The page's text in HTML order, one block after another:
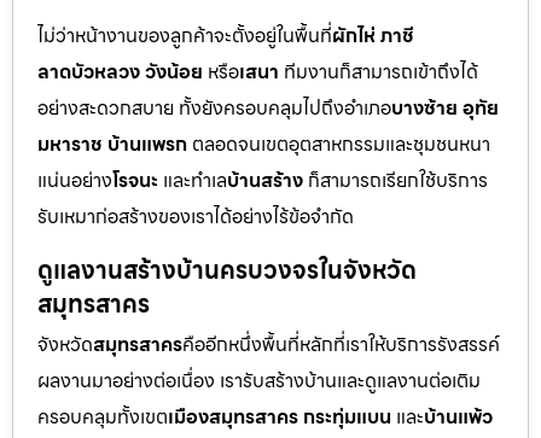
ไม่ว่าหน้างานของลูกค้าจะตั้งอยู่ในพื้นที่ผักไห่ ภาชี
ลาดบัวหลวง วังน้อย หรือเสนา ทีมงานก็สามารถเข้าถึงได้
อย่างสะดวกสบาย ทั้งยังครอบคลุมไปถึงอำเภอบางซ้าย อุทัย
มหาราช บ้านแพรก ตลอดจนเขตอุตสาหกรรมและชุมชนหนา
แน่นอย่างโรจนะ และทำเลบ้านสร้าง ก็สามารถเรียกใช้บริการ
รับเหมาก่อสร้างของเราได้อย่างไร้ข้อจำกัด
ดูแลงานสร้างบ้านครบวงจรในจังหวัด
สมุทรสาคร
จังหวัดสมุทรสาครคืออีกหนึ่งพื้นที่หลักที่เราให้บริการรังสรรค์
ผลงานมาอย่างต่อเนื่อง เรารับสร้างบ้านและดูแลงานต่อเติม
ครอบคลุมทั้งเขตเมืองสมุทรสาคร กระทุ่มแบน และบ้านแพ้ว